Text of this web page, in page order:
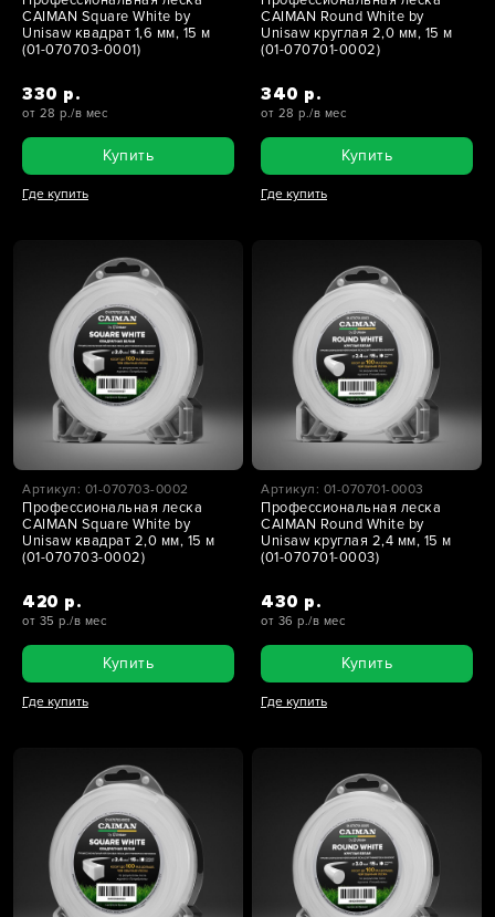
CAIMAN Square White by
Unisaw квадрат 1,6 мм, 15 м
(01-070703-0001)
330 р.
от 28 р./в мес
Купить
Где купить
CAIMAN Round White by
Unisaw круглая 2,0 мм, 15 м
(01-070701-0002)
340 р.
от 28 р./в мес
Купить
Где купить
Артикул: 01-070703-0002
Профессиональная леска
CAIMAN Square White by
Unisaw квадрат 2,0 мм, 15 м
(01-070703-0002)
420 р.
от 35 р./в мес
Купить
Где купить
Артикул: 01-070701-0003
Профессиональная леска
CAIMAN Round White by
Unisaw круглая 2,4 мм, 15 м
(01-070701-0003)
430 р.
от 36 р./в мес
Купить
Где купить